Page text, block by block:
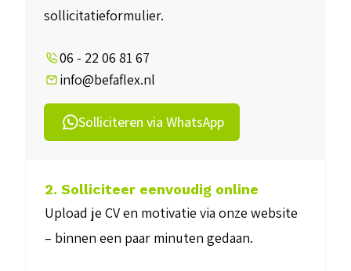
sollicitatieformulier.
06 - 22 06 81 67
info@befaflex.nl
Solliciteren via WhatsApp
2. Solliciteer eenvoudig online
Upload je CV en motivatie via onze website
– binnen een paar minuten gedaan.